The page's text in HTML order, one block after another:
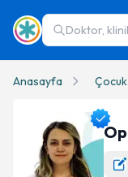
Doktor,
Anasayfa